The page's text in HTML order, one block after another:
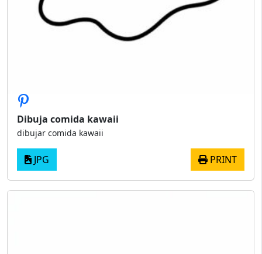
Dibuja comida kawaii
dibujar comida kawaii
JPG PRINT